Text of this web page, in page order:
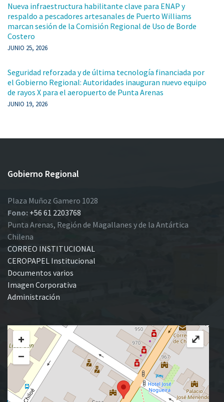
Nueva infraestructura habilitante clave para ENAP y
respaldo a pescadores artesanales de Puerto Williams
marcan sesión de la Comisión Regional de Uso de Borde
Costero
JUNIO 25, 2026
Seguridad reforzada y de última tecnología financiada por
el Gobierno Regional: Autoridades inauguran nuevo equipo
de rayos X para el aeropuerto de Punta Arenas
JUNIO 19, 2026
Gobierno Regional
Plaza Muñoz Gamero 1028
Fono: +56 61 2203768
Punta Arenas, Región de Magallanes y de la Antártica
Chilena
CORREO INSTITUCIONAL
CEROPAPEL Institucional
Documentos varios
Imagen Corporativa
Administración
+
−
⤢